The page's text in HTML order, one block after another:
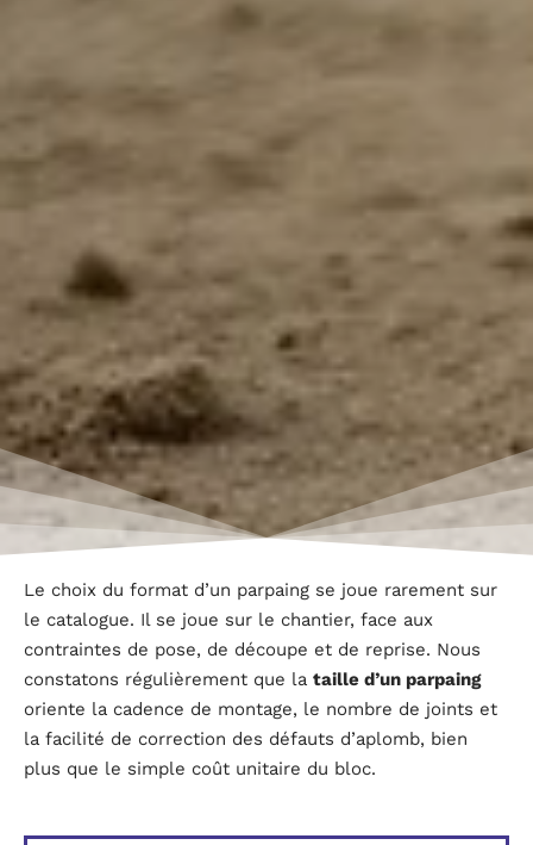
Le choix du format d’un parpaing se joue rarement sur
le catalogue. Il se joue sur le chantier, face aux
contraintes de pose, de découpe et de reprise. Nous
constatons régulièrement que la taille d’un parpaing
oriente la cadence de montage, le nombre de joints et
la facilité de correction des défauts d’aplomb, bien
plus que le simple coût unitaire du bloc.